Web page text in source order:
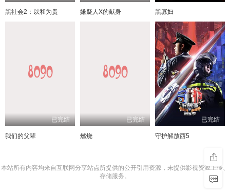
黑社会2：以和为贵 嫌疑人X的献身 黑寡妇
已完结
我们的父辈
已完结
燃烧
已完结
守护解放西5
本站所有内容均来自互联网分享站点所提供的公开引用资源，未提供影视资源上传、
存储服务。